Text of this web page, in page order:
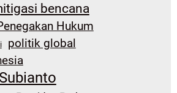
bencana
Hukum
politik global